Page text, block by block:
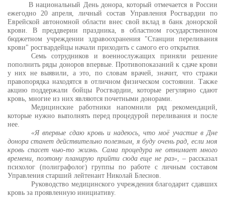
В национальный День донора, который отмечается в России
ежегодно 20 апреля, личный состав Управления Росгвардии по
Еврейской автономной области внес свой вклад в банк донорской
крови. В преддверии праздника, в областном государственном
бюджетном учреждении здравоохранения "Станции переливания
крови" росгвардейцы начали приходить с самого его открытия.
Семь сотрудников и военнослужащих приняли решение
пополнить ряды доноров впервые. Противопоказаний к сдаче крови
у них не выявили, а это, по словам врачей, значит, что стражи
правопорядка находятся в отличном физическом состоянии. Также
акцию поддержали бойцы Росгвардии, которые регулярно сдают
кровь, многие из них являются почетными донорами.
Медицинские работники напомнили ряд рекомендаций,
которые нужно выполнять перед процедурой переливания и после
нее.
«Я впервые сдаю кровь и надеюсь, что моё участие в Дне
донора станет действительно полезным, я буду очень рад, если моя
кровь спасет чью-то жизнь. Сама процедура не отнимает много
времени, поэтому планирую прийти сюда еще не раз» , – рассказал
психолог (полиграфолог) группы по работе с личным составом
Управления старший лейтенант Николай Блеснов.
Руководство медицинского учреждения благодарит сдавших
кровь за проявленную инициативу.